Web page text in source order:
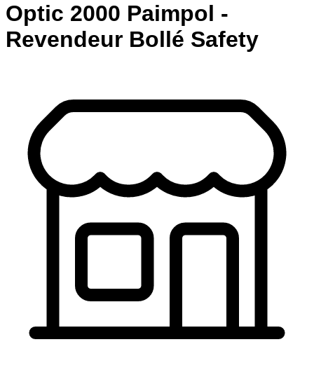
Optic 2000 Paimpol -
Revendeur Bollé Safety